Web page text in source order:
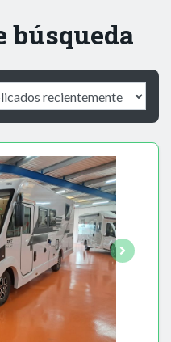
búsqueda